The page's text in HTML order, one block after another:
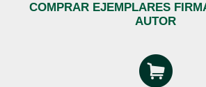
COMPRAR EJEMPLARES
AUTOR